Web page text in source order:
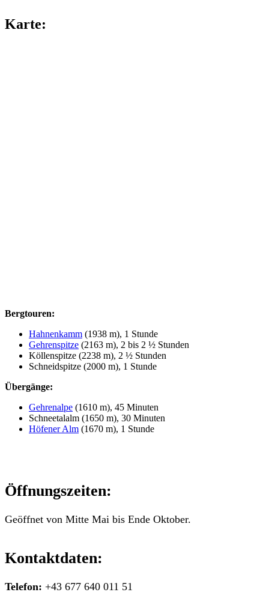
Karte:
Bergtouren:
Hahnenkamm (1938 m), 1 Stunde
Gehrenspitze (2163 m), 2 bis 2 ½ Stunden
Köllenspitze (2238 m), 2 ½ Stunden
Schneidspitze (2000 m), 1 Stunde
Übergänge:
Gehrenalpe (1610 m), 45 Minuten
Schneetalalm (1650 m), 30 Minuten
Höfener Alm (1670 m), 1 Stunde
Öffnungszeiten:
Geöffnet von Mitte Mai bis Ende Oktober.
Kontaktdaten:
Telefon: +43 677 640 011 51